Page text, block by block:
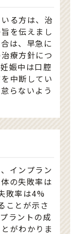
る方は、治
を伝えまし
は、早急に
療方針につ
娠中は口腔
中断してい
らないよう
インプラン
の失敗率は
敗率は4%
ことが示さ
ラントの成
がわかりま